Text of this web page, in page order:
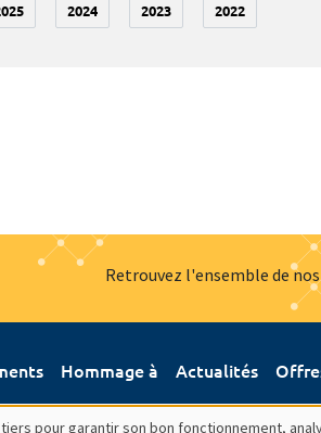
2024 2023 2022
Retrouvez l'ensemble de
Hommage à Actualités
pour garantir son bon fonctionnement,